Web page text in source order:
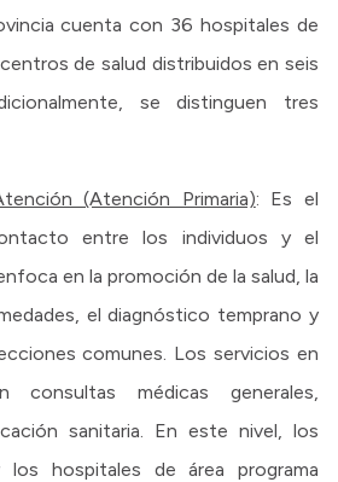
cuenta con 36 hospitales de
de salud distribuidos en seis
se distinguen tres
(Atención Primaria): Es el
entre los individuos y el
en la promoción de la salud, la
el diagnóstico temprano y
comunes. Los servicios en
consultas médicas generales,
sanitaria. En este nivel, los
hospitales de área programa